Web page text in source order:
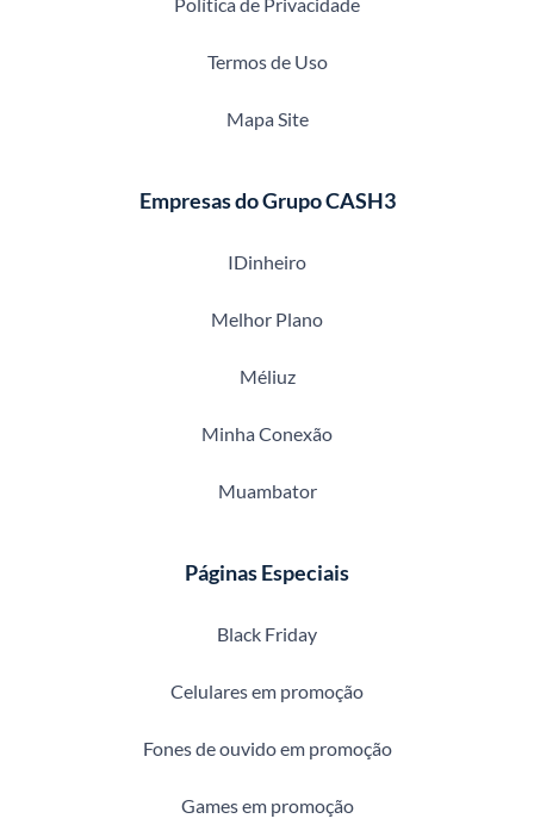
Termos de Uso
Mapa Site
Empresas do Grupo CASH3
IDinheiro
Melhor Plano
Méliuz
Minha Conexão
Muambator
Páginas Especiais
Black Friday
Celulares em promoção
Fones de ouvido em promoção
Games em promoção